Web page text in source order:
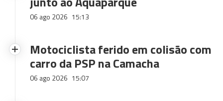
06 ago 2026 15:13
Motociclista ferido em colisão com
carro da PSP na Camacha
06 ago 2026 15:07